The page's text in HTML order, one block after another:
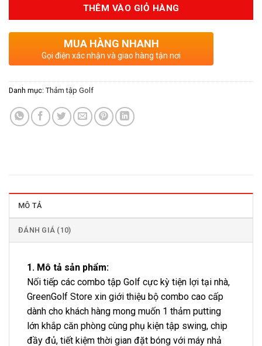
THÊM VÀO GIỎ HÀNG
MUA HÀNG NHANH
Gọi điện xác nhận và giao hàng tận nơi
Danh mục: Thảm tập Golf
MÔ TẢ
ĐÁNH GIÁ (10)
1. Mô tả sản phẩm:
Nối tiếp các combo tập Golf cực kỳ tiện lợi tại nhà,
GreenGolf Store xin giới thiệu bộ combo cao cấp
dành cho khách hàng mong muốn 1 thảm putting
lớn khắp căn phòng cùng phụ kiện tập swing, chip
đầy đủ, tiết kiệm thời gian đặt bóng với máy nhả